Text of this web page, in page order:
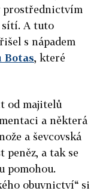
prostřednictvím
sítí. A tuto
s nápadem
Botas, které
od majitelů
a některá
a ševcovská
peněz, a tak se
pomohou.
obuvnictví“ si